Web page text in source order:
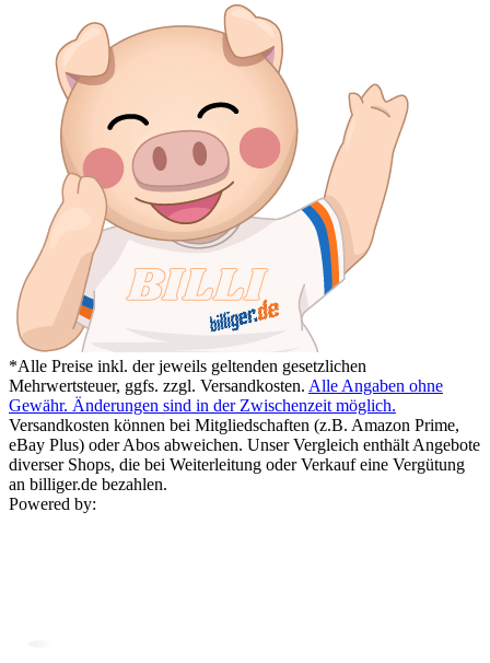
*Alle Preise inkl. der jeweils geltenden gesetzlichen
Mehrwertsteuer, ggfs. zzgl. Versandkosten. Alle Angaben ohne
Gewähr. Änderungen sind in der Zwischenzeit möglich.
Versandkosten können bei Mitgliedschaften (z.B. Amazon Prime,
eBay Plus) oder Abos abweichen. Unser Vergleich enthält Angebote
diverser Shops, die bei Weiterleitung oder Verkauf eine Vergütung
an billiger.de bezahlen.
Powered by: